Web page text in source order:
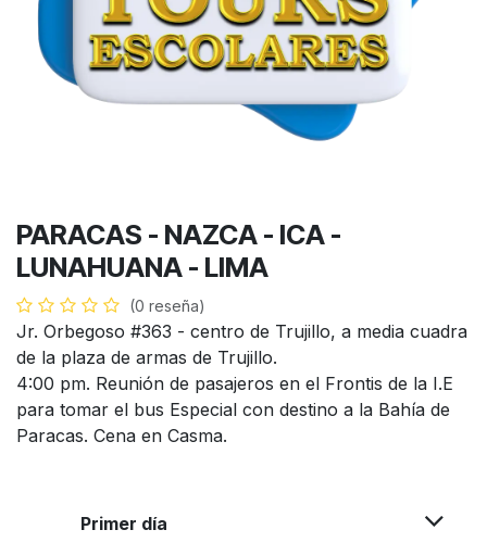
PARACAS - NAZCA - ICA -
LUNAHUANA - LIMA
(0 reseña)
Jr. Orbegoso #363 - centro de Trujillo, a media cuadra
de la plaza de armas de Trujillo.
4:00 pm. Reunión de pasajeros en el Frontis de la I.E
para tomar el bus Especial con destino a la Bahía de
Paracas. Cena en Casma.
Primer día